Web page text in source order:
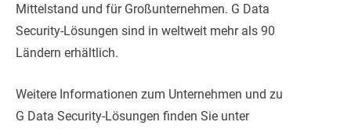
Mittelstand und für Großunternehmen. G Data
Security-Lösungen sind in weltweit mehr als 90
Ländern erhältlich.
Weitere Informationen zum Unternehmen und zu
G Data Security-Lösungen finden Sie unter